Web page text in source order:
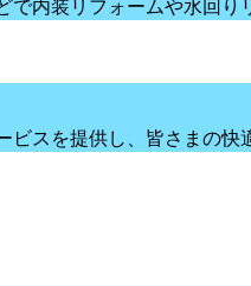
で内装リフォームや水回り
ビスを提供し、皆さまの快